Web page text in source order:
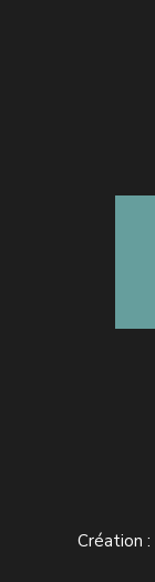
Création :